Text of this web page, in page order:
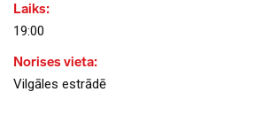
Laiks:
19:00
Norises vieta:
Vilgāles estrādē